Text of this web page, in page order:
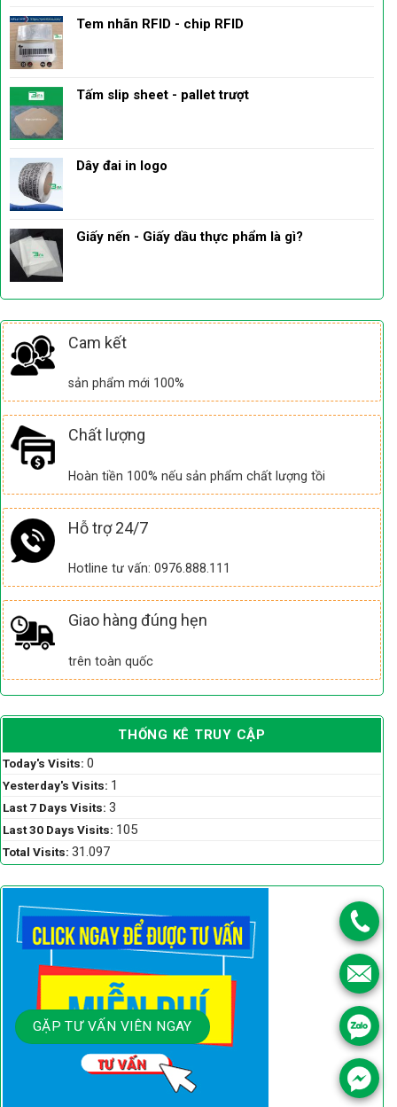
GẶP TƯ VẤN VIÊN NGAY
Tem nhãn RFID - chip RFID
Tấm slip sheet - pallet trượt
Dây đai in logo
Giấy nến - Giấy dầu thực phẩm là gì?
Cam kết
sản phẩm mới 100%
Chất lượng
Hoàn tiền 100% nếu sản phẩm chất lượng tồi
Hỗ trợ 24/7
Hotline tư vấn: 0976.888.111
Giao hàng đúng hẹn
trên toàn quốc
THỐNG KÊ TRUY CẬP
Today's Visits: 0
Yesterday's Visits: 1
Last 7 Days Visits: 3
Last 30 Days Visits: 105
Total Visits: 31.097